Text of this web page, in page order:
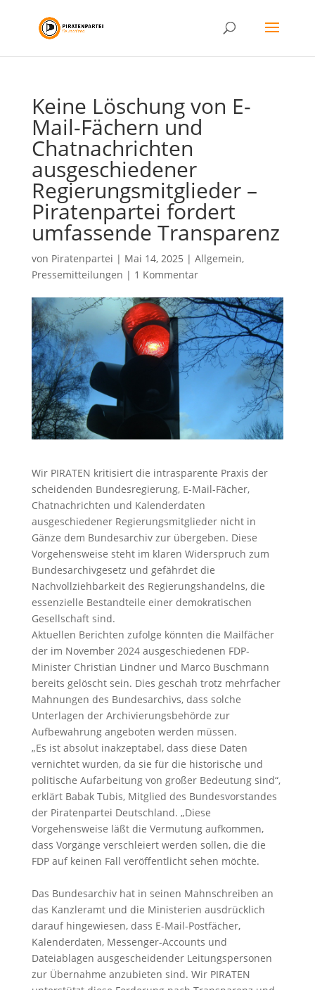
Keine Löschung von E-
Mail-Fächern und
Chatnachrichten
ausgeschiedener
Regierungsmitglieder –
Piratenpartei fordert
umfassende Transparenz
von Piratenpartei | Mai 14, 2025 | Allgemein,
Pressemitteilungen | 1 Kommentar
Wir PIRATEN kritisiert die intrasparente Praxis der
scheidenden Bundesregierung, E-Mail-Fächer,
Chatnachrichten und Kalenderdaten
ausgeschiedener Regierungsmitglieder nicht in
Gänze dem Bundesarchiv zur übergeben. Diese
Vorgehensweise steht im klaren Widerspruch zum
Bundesarchivgesetz und gefährdet die
Nachvollziehbarkeit des Regierungshandelns, die
essenzielle Bestandteile einer demokratischen
Gesellschaft sind.
Aktuellen Berichten zufolge könnten die Mailfächer
der im November 2024 ausgeschiedenen FDP-
Minister Christian Lindner und Marco Buschmann
bereits gelöscht sein. Dies geschah trotz mehrfacher
Mahnungen des Bundesarchivs, dass solche
Unterlagen der Archivierungsbehörde zur
Aufbewahrung angeboten werden müssen.
„Es ist absolut inakzeptabel, dass diese Daten
vernichtet wurden, da sie für die historische und
politische Aufarbeitung von großer Bedeutung sind“,
erklärt Babak Tubis, Mitglied des Bundesvorstandes
der Piratenpartei Deutschland. „Diese
Vorgehensweise läßt die Vermutung aufkommen,
dass Vorgänge verschleiert werden sollen, die die
FDP auf keinen Fall veröffentlicht sehen möchte.
Das Bundesarchiv hat in seinen Mahnschreiben an
das Kanzleramt und die Ministerien ausdrücklich
darauf hingewiesen, dass E-Mail-Postfächer,
Kalenderdaten, Messenger-Accounts und
Dateiablagen ausgescheidender Leitungspersonen
zur Übernahme anzubieten sind. Wir PIRATEN